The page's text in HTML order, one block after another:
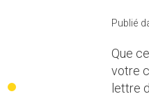
Publié
Que
votre
lettre